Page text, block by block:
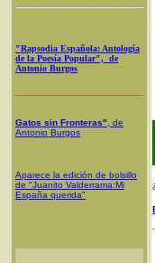
"Rapsodia Española: Antología
de la Poesía Popular", de
Antonio Burgos
Gatos sin Fronteras" , de
Antonio Burgos
Aparece la edición de bolsillo
de "Juanito Valderrama:Mi
España querida"